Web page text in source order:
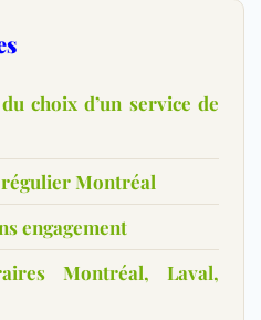
choix d’un service de
Montréal
engagement
Montréal, Laval,